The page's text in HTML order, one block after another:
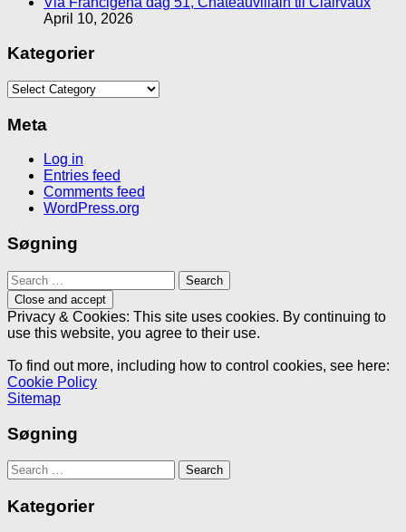
April 10, 2026
Kategorier
Kategorier
Meta
Log in
Entries feed
Comments feed
WordPress.org
Søgning
Search
for:
Privacy & Cookies: This site uses cookies. By continuing to
use this website, you agree to their use.
To find out more, including how to control cookies, see here:
Cookie Policy
Sitemap
Søgning
Search
for:
Kategorier